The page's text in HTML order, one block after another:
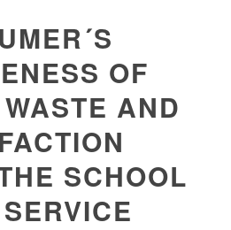
OF
AND
SCHOOL